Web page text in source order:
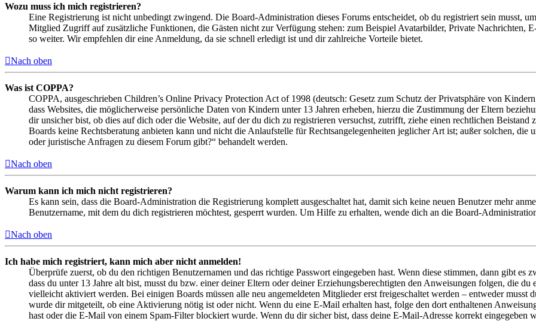
Wozu muss ich mich registrieren?
Eine Registrierung ist nicht unbedingt zwingend. Die Board-Administration dieses Forums entscheidet, ob du registriert sein musst,
Mitglied Zugriff auf zusätzliche Funktionen, die Gästen nicht zur Verfügung stehen: zum Beispiel Avatarbilder, Private Nachrichten,
so weiter. Wir empfehlen dir eine Anmeldung, da sie schnell erledigt ist und dir zahlreiche Vorteile bietet.
Nach oben
Was ist COPPA?
COPPA, ausgeschrieben Children’s Online Privacy Protection Act of 1998 (deutsch: Gesetz zum Schutz der Privatsphäre von
dass Websites, die möglicherweise persönliche Daten von Kindern unter 13 Jahren erheben, hierzu die Zustimmung der Eltern
dir unsicher bist, ob dies auf dich oder die Website, auf der du dich zu registrieren versuchst, zutrifft, ziehe einen rechtlichen
Boards keine Rechtsberatung anbieten kann und nicht die Anlaufstelle für Rechtsangelegenheiten jeglicher Art ist; außer solchen,
oder juristische Anfragen zu diesem Forum gibt?“ behandelt werden.
Nach oben
Warum kann ich mich nicht registrieren?
Es kann sein, dass die Board-Administration die Registrierung komplett ausgeschaltet hat, damit sich keine neuen Benutzer mehr
Benutzername, mit dem du dich registrieren möchtest, gesperrt wurden. Um Hilfe zu erhalten, wende dich an die Board-
Nach oben
Ich habe mich registriert, kann mich aber nicht anmelden!
Überprüfe zuerst, ob du den richtigen Benutzernamen und das richtige Passwort eingegeben hast. Wenn diese stimmen, dann gibt es
dass du unter 13 Jahre alt bist, musst du bzw. einer deiner Eltern oder deiner Erziehungsberechtigten den Anweisungen folgen, die
vielleicht aktiviert werden. Bei einigen Boards müssen alle neu angemeldeten Mitglieder erst freigeschaltet werden – entweder musst
wurde dir mitgeteilt, ob eine Aktivierung nötig ist oder nicht. Wenn du eine E-Mail erhalten hast, folge den dort enthaltenen
hast oder die E-Mail von einem Spam-Filter blockiert wurde. Wenn du dir sicher bist, dass deine E-Mail-Adresse korrekt eingegeben